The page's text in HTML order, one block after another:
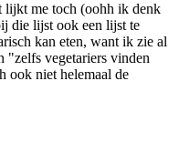
lijkt me toch (oohh ik denk
die lijst ook een lijst te
kan eten, want ik zie al
"zelfs vegetariers vinden
ook niet helemaal de